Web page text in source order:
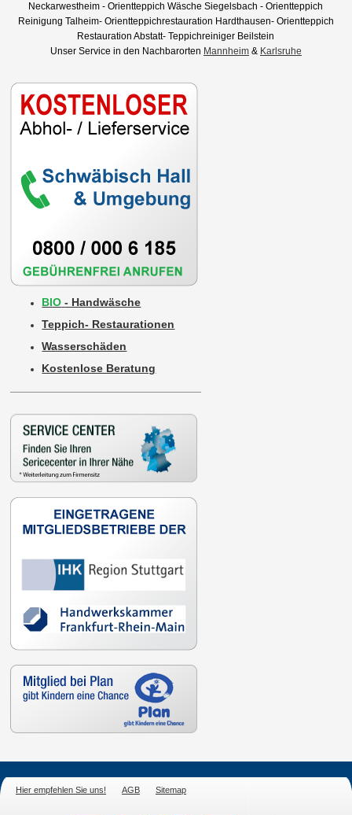
Neckarwestheim - Orientteppich Wäsche Siegelsbach - Orientteppich
Reinigung Talheim- Orientteppichrestauration Hardthausen- Orientteppich
Restauration Abstatt- Teppichreiniger Beilstein
Unser Service in den Nachbarorten Mannheim& Karlsruhe
BIO - Handwäsche
Teppich- Restaurationen
Wasserschäden
Kostenlose Beratung
Hier empfehlen Sie uns! AGB Sitemap